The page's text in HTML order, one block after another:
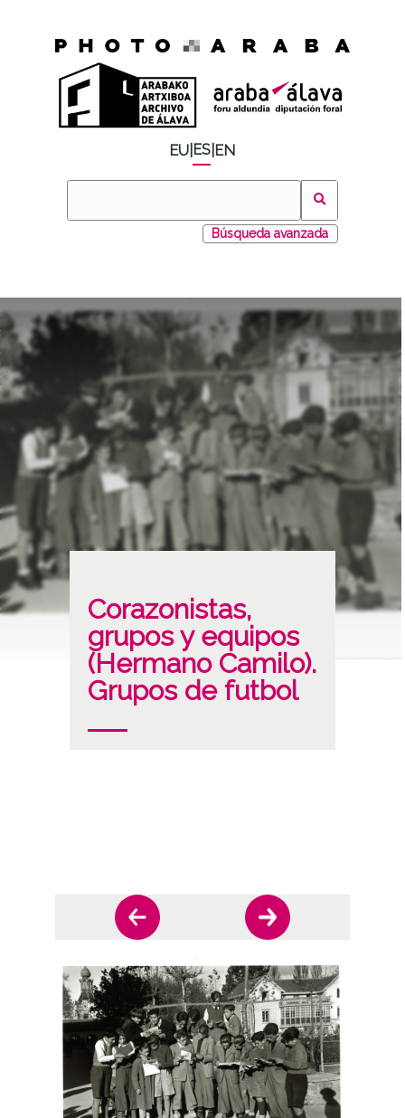
EU ES EN
Búsqueda avanzada
Corazonistas,
grupos y equipos
(Hermano Camilo).
Grupos de futbol